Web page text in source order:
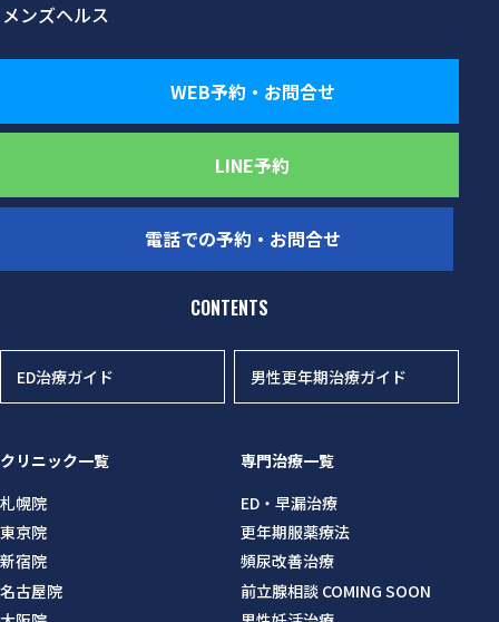
メンズヘルス
WEB予約・お問合せ
LINE予約
電話での予約・お問合せ
CONTENTS
ED治療ガイド 男性更年期治療ガイド
クリニック一覧
札幌院
東京院
新宿院
名古屋院
専門治療一覧
ED・早漏治療
更年期服薬療法
頻尿改善治療
前立腺相談 COMING SOON